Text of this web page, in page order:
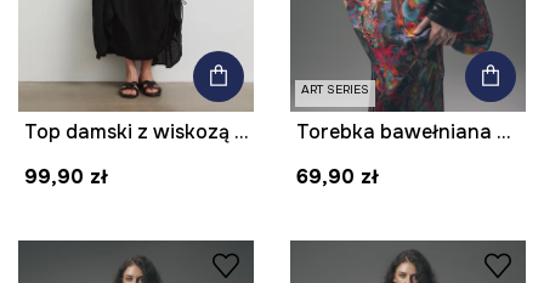
Top damski z wiskozą w paski
99,90 zł
ART SERIES
Torebka bawełniana z kolekcji Tattoo Art by Tuan Nguyen
69,90 zł